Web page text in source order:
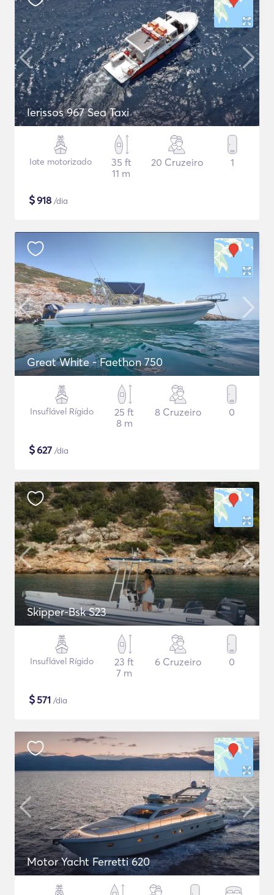
Ierissos 967 Sea Taxi
Iate motorizado
35 ft
11 m
20 Cruzeiro 1
$918 /dia
Great White - Faethon 750
Insuflável Rígido
25 ft
8 m
8 Cruzeiro 0
$627 /dia
Skipper-Bsk S23
Insuflável Rígido
23 ft
7 m
6 Cruzeiro 0
$571 /dia
Motor Yacht Ferretti 620